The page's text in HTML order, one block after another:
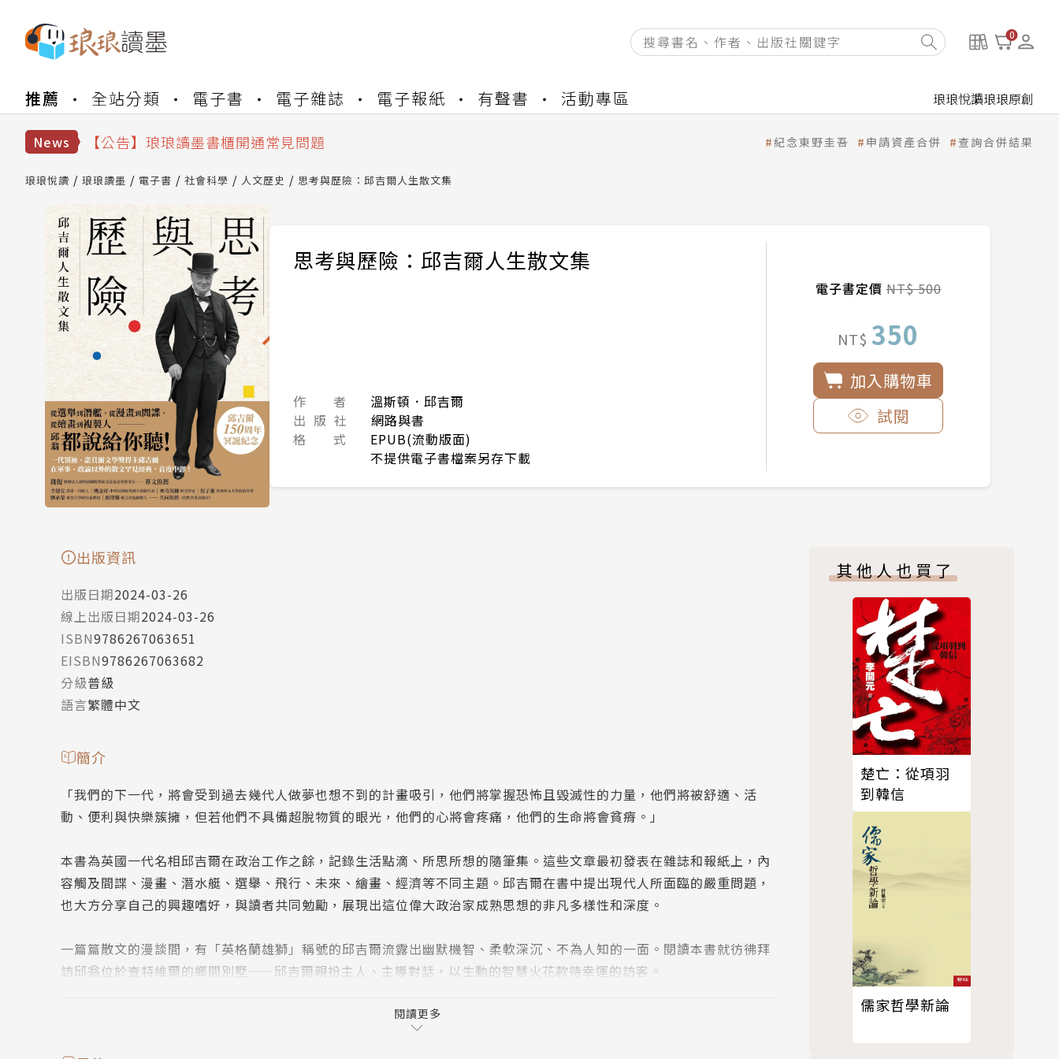
0
推薦 全站分類 電子書 電子雜誌 電子報紙 有聲書 活動專區 琅琅悅讀琅琅原創
News
【公告】因 Readmoo 讀墨系統維護中，本站同步暫停部分閱讀服務
【公告】琅琅讀墨書櫃開通常見問題
【公告】琅琅書店服務升級重要說明及資產合併結果查詢
【公告】因 Readmoo 讀墨系統維護中，本站同步暫停部分閱讀服務
紀念東野圭吾 申請資產合併 查詢合併結果
琅琅悅讀 琅琅讀墨 電子書 社會科學 人文歷史 思考與歷險：邱吉爾人生散文集
思考與歷險：邱吉爾人生散文集
作 者
溫斯頓．邱吉爾
出 版 社
網路與書
格 式
EPUB(流動版面)
不提供電子書檔案另存下載
電子書定價NT$ 500
NT$ 350
加入購物車
試閱
出版資訊
出版日期2024-03-26
線上出版日期2024-03-26
ISBN9786267063651
EISBN9786267063682
分級普級
語言繁體中文
簡介
「我們的下一代，將會受到過去幾代人做夢也想不到的計畫吸引，他們將掌握恐怖且毀滅性的力量，他們將被舒適、活
動、便利與快樂簇擁，但若他們不具備超脫物質的眼光，他們的心將會疼痛，他們的生命將會貧瘠。」
本書為英國一代名相邱吉爾在政治工作之餘，記錄生活點滴、所思所想的隨筆集。這些文章最初發表在雜誌和報紙上，內
容觸及間諜、漫畫、潛水艇、選舉、飛行、未來、繪畫、經濟等不同主題。邱吉爾在書中提出現代人所面臨的嚴重問題，
也大方分享自己的興趣嗜好，與讀者共同勉勵，展現出這位偉大政治家成熟思想的非凡多樣性和深度。
一篇篇散文的漫談間，有「英格蘭雄獅」稱號的邱吉爾流露出幽默機智、柔軟深沉、不為人知的一面。閱讀本書就彷彿拜
訪邱翁位於查特維爾的鄉間別墅——邱吉爾親扮主人、主導對話，以生動的智慧火花款待幸運的訪客。
閱讀更多
其他人也買了
楚亡：從項羽
到韓信
儒家哲學新論